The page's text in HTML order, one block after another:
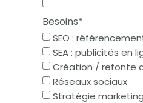
Besoins*
SEO :
SEA : publicités en
Création / refonte
Réseaux sociaux
Stratégie